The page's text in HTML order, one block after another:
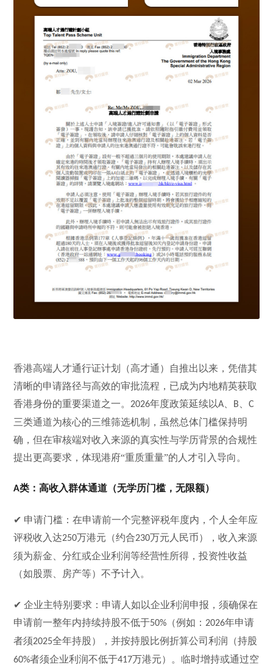
香港高端人才通行证计划（高才通）自推出以来，凭借其
清晰的申请路径与高效的审批流程，已成为内地精英获取
香港身份的重要渠道之一。 2026年度政策延续以A B 、C
三类通道为核心的三维筛选机制，虽然总体门槛保持明
确，但在审核端对收入来源的真实性与学历背景的合规性
提出更高要求，体现港府“重质重量”的人才引入导向。
A类：高收入群体通道（无学历门槛，无限额）
✔ 申请门槛：在申请前一个完整评税年度内，个人全年应
评税收入达250万港元（约合230万元人民币），收入来源
须为薪金、分红或企业利润等经营性所得，投资性收益
（如股票、房产等）不予计入。
✔ 企业主特别要求：申请人如以企业利润申报，须确保在
申请前一整年内持续持股不低于50% （例如： 2026年申请
者须2025全年持股），并按持股比例折算公司利润（持股
60%者须企业利润不低于417万港元）。临时增持或通过空